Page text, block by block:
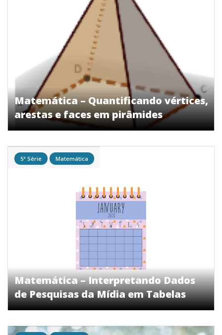
Matemática – Quantificando vértices,
arestas e faces em pirâmides
Matemática – Interpretando Dados
de Pesquisas da Mídia em Tabelas
5ª Série Matemática